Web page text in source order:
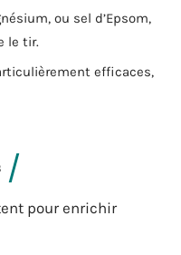
ou sel d’Epsom,
le tir.
efficaces,
pour enrichir